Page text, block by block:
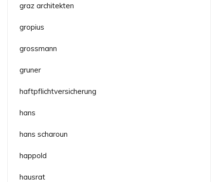
graz architekten
gropius
grossmann
gruner
haftpflichtversicherung
hans
hans scharoun
happold
hausrat